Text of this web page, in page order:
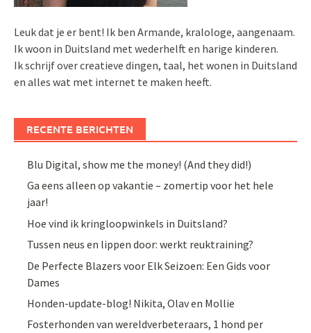
Leuk dat je er bent! Ik ben Armande, kralologe, aangenaam.
Ik woon in Duitsland met wederhelft en harige kinderen.
Ik schrijf over creatieve dingen, taal, het wonen in Duitsland
en alles wat met internet te maken heeft.
RECENTE BERICHTEN
Blu Digital, show me the money! (And they did!)
Ga eens alleen op vakantie – zomertip voor het hele
jaar!
Hoe vind ik kringloopwinkels in Duitsland?
Tussen neus en lippen door: werkt reuktraining?
De Perfecte Blazers voor Elk Seizoen: Een Gids voor
Dames
Honden-update-blog! Nikita, Olav en Mollie
Fosterhonden van wereldverbeteraars, 1 hond per